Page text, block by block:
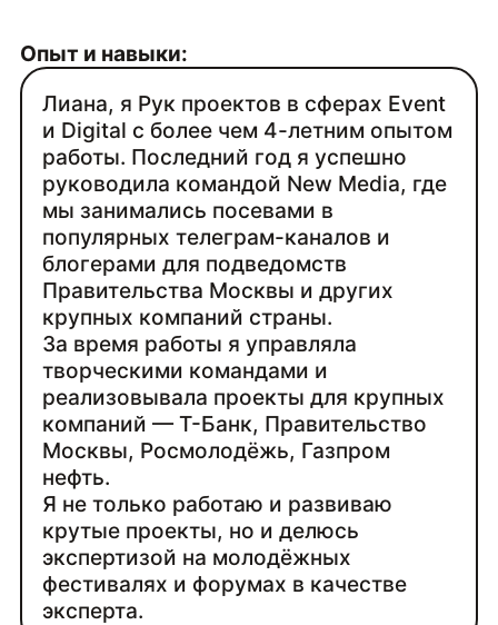
Опыт и навыки:
Лиана, я Рук проектов в сферах Event
и Digital с более чем 4-летним опытом
работы. Последний год я успешно
руководила командой New Media, где
мы занимались посевами в
популярных телеграм-каналов и
блогерами для подведомств
Правительства Москвы и других
крупных компаний страны.
За время работы я управляла
творческими командами и
реализовывала проекты для крупных
компаний — Т-Банк, Правительство
Москвы, Росмолодёжь, Газпром
нефть.
Я не только работаю и развиваю
крутые проекты, но и делюсь
экспертизой на молодёжных
фестивалях и форумах в качестве
эксперта.